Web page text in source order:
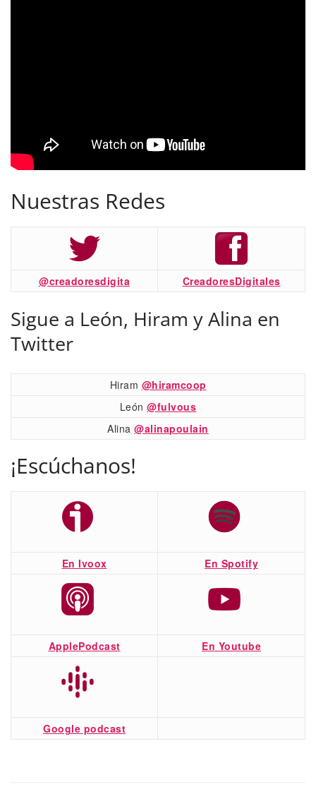
Nuestras Redes
@creadoresdigita CreadoresDigitales
Sigue a León, Hiram y Alina en
Twitter
Hiram @hiramcoop
León@fulvous
Alina@alinapoulain
¡Escúchanos!
En Ivoox En Spotify
ApplePodcast En Youtube
Google podcast